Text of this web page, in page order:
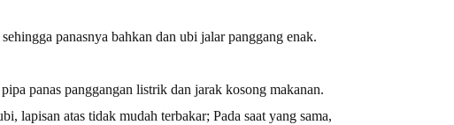
panasnya bahkan dan ubi jalar panggang enak.
panas panggangan listrik dan jarak kosong makanan.
lapisan atas tidak mudah terbakar; Pada saat yang sama,